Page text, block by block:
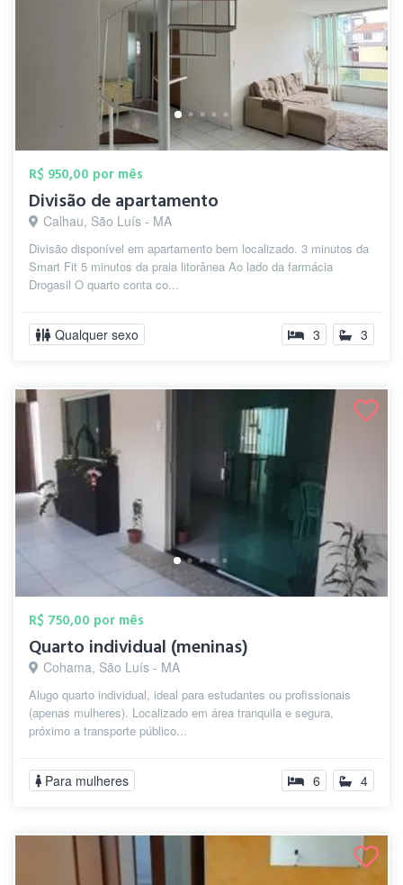
R$ 950,00 por mês
Divisão de apartamento
Calhau, São Luís - MA
Divisão disponível em apartamento bem localizado. 3 minutos da
Smart Fit 5 minutos da praia litorânea Ao lado da farmácia
Drogasil O quarto conta co...
Qualquer sexo 3 3
R$ 750,00 por mês
Quarto individual (meninas)
Cohama, São Luís - MA
Alugo quarto individual, ideal para estudantes ou profissionais
(apenas mulheres). Localizado em área tranquila e segura,
próximo a transporte público...
Para mulheres 6 4